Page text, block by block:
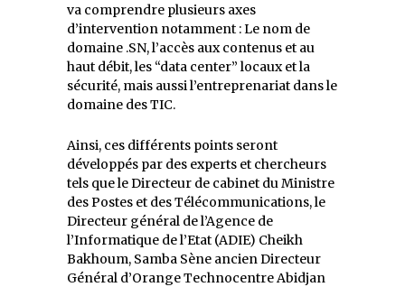
va comprendre plusieurs axes
d’intervention notamment : Le nom de
domaine .SN, l’accès aux contenus et au
haut débit, les “data center” locaux et la
sécurité, mais aussi l’entreprenariat dans le
domaine des TIC.
Ainsi, ces différents points seront
développés par des experts et chercheurs
tels que le Directeur de cabinet du Ministre
des Postes et des Télécommunications, le
Directeur général de l’Agence de
l’Informatique de l’Etat (ADIE) Cheikh
Bakhoum, Samba Sène ancien Directeur
Général d’Orange Technocentre Abidjan